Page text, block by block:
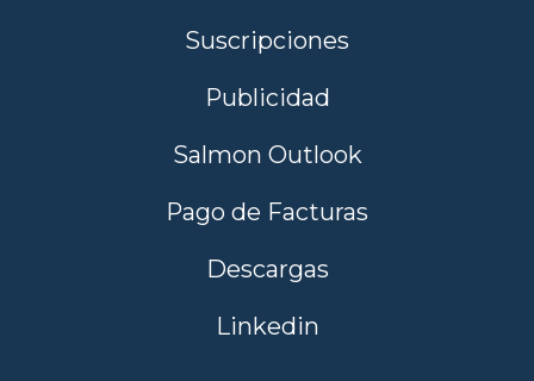
Suscripciones
Publicidad
Salmon Outlook
Pago de Facturas
Descargas
Linkedin